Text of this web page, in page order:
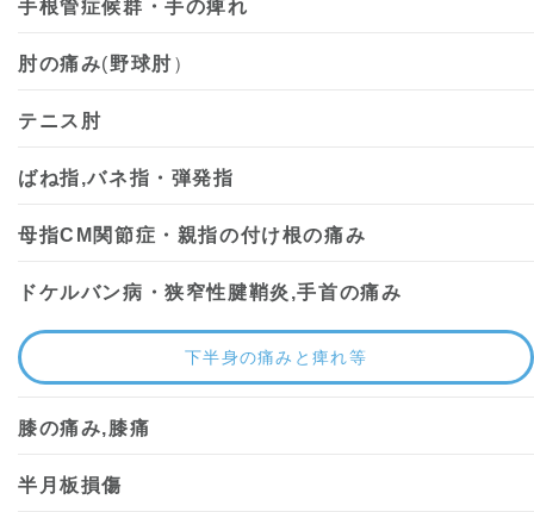
手根管症候群・手の痺れ
肘の痛み(野球肘）
テニス肘
ばね指,バネ指・弾発指
母指CM関節症・親指の付け根の痛み
ドケルバン病・狭窄性腱鞘炎,手首の痛み
下半身の痛みと痺れ等
膝の痛み,膝痛
半月板損傷